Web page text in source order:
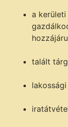
a
talált